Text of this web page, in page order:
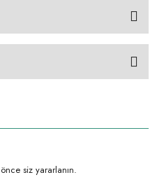
siz yararlanın.